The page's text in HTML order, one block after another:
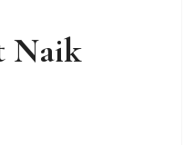
Naik